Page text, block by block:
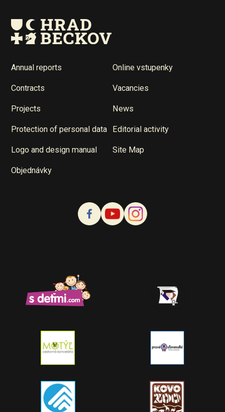
Annual reports Online vstupenky
Contracts Vacancies
Projects News
Protection of personal data Editorial activity
Logo and design manual Site Map
Objednávky